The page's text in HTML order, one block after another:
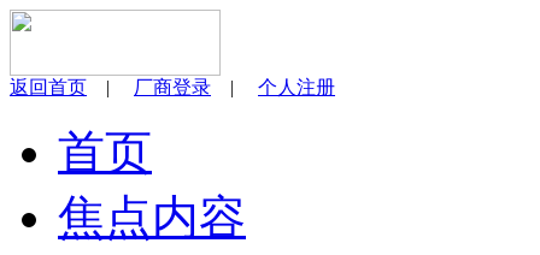
返回首页 | 厂商登录 | 个人注册
首页
焦点内容